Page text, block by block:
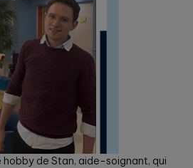
hobby de Stan, aide-soignant, qui